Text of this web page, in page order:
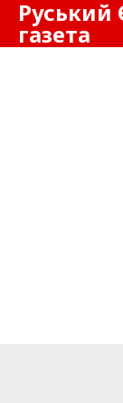
Руський
газета